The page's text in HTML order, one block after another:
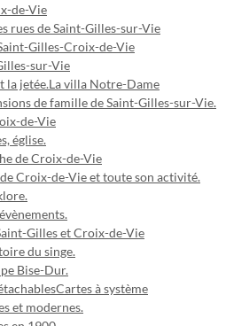
de-Vie
rues de Saint-Gilles-sur-Vie
Gilles-Croix-de-Vie
sur-Vie
la jetée.La villa Notre-Dame
de famille de Saint-Gilles-sur-Vie.
de-Vie
église.
de Croix-de-Vie
Croix-de-Vie et toute son activité.
Gilles et Croix-de-Vie
du singe.
Bise-Dur.
Cartes à système
et modernes.